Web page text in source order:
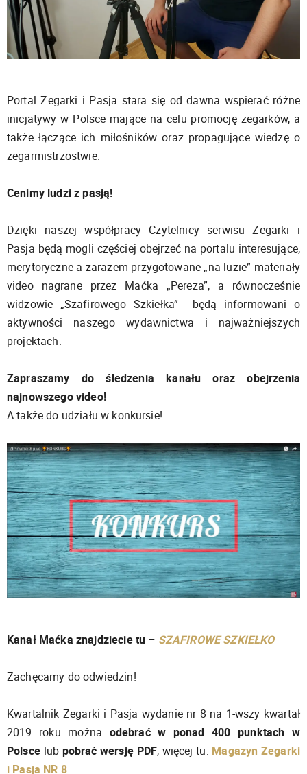
Portal Zegarki i Pasja stara się od dawna wspierać różne
inicjatywy w Polsce mające na celu promocję zegarków, a
także łączące ich miłośników oraz propagujące wiedzę o
zegarmistrzostwie.
Cenimy ludzi z pasją!
Dzięki naszej współpracy Czytelnicy serwisu Zegarki i
Pasja będą mogli częściej obejrzeć na portalu interesujące,
merytoryczne a zarazem przygotowane „na luzie” materiały
video nagrane przez Maćka „Pereza”, a równocześnie
widzowie „Szafirowego Szkiełka” będą informowani o
aktywności naszego wydawnictwa i najważniejszych
projektach.
Zapraszamy do śledzenia kanału oraz obejrzenia
najnowszego video!
A także do udziału w konkursie!
Kanał Maćka znajdziecie tu – SZAFIROWE SZKIEŁKO
Zachęcamy do odwiedzin!
Kwartalnik Zegarki i Pasja wydanie nr 8 na 1-wszy kwartał
2019 roku można odebrać w ponad 400 punktach w
Polscelub pobrać wersję PDF, więcej tu: Magazyn Zegarki
i Pasja NR 8